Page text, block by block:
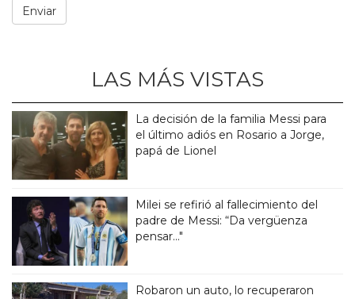
LAS MÁS VISTAS
La decisión de la familia Messi para
el último adiós en Rosario a Jorge,
papá de Lionel
Milei se refirió al fallecimiento del
padre de Messi: “Da vergüenza
pensar..."
Robaron un auto, lo recuperaron